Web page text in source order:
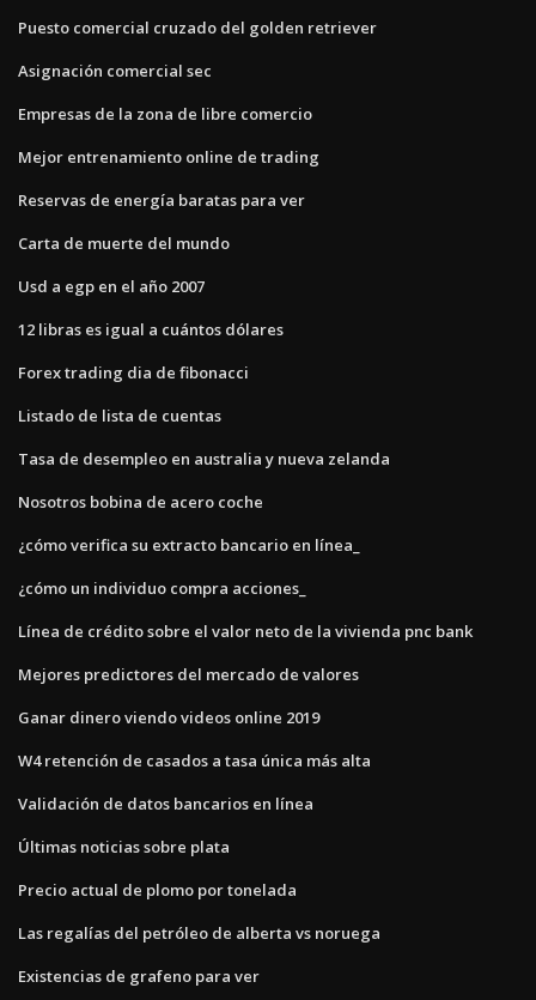
Puesto comercial cruzado del golden retriever
Asignación comercial sec
Empresas de la zona de libre comercio
Mejor entrenamiento online de trading
Reservas de energía baratas para ver
Carta de muerte del mundo
Usd a egp en el año 2007
12 libras es igual a cuántos dólares
Forex trading dia de fibonacci
Listado de lista de cuentas
Tasa de desempleo en australia y nueva zelanda
Nosotros bobina de acero coche
¿cómo verifica su extracto bancario en línea_
¿cómo un individuo compra acciones_
Línea de crédito sobre el valor neto de la vivienda pnc bank
Mejores predictores del mercado de valores
Ganar dinero viendo videos online 2019
W4 retención de casados ​​a tasa única más alta
Validación de datos bancarios en línea
Últimas noticias sobre plata
Precio actual de plomo por tonelada
Las regalías del petróleo de alberta vs noruega
Existencias de grafeno para ver